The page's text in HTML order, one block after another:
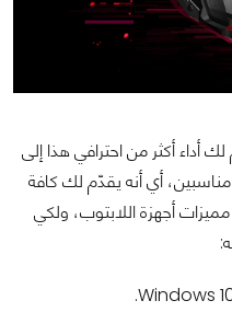
أداء أكثر من احترافي هذا إلى
أي أنه يقدّم لك كافة
أجهزة اللابتوب، ولكي